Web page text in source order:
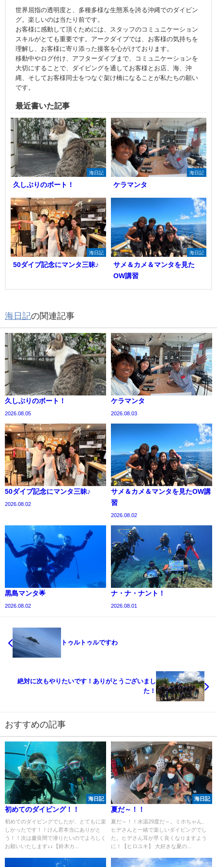
世界屈指の透明度と、多種多様な生態系を誇る沖縄でのダイビン
グ。楽しいのは当たり前です。
お客様に感動して頂くためには、スタッフのコミュニケーション
スキルがとても重要です。アークダイブでは、お客様の気持ちを
理解し、お客様に寄り添った接客を心がけております。
移動中やログ付け、アフターダイブまで、コミュニケーションを
大切にすることで、ダイビングを通してお客様とお店、海、沖
縄、そしてお客様同士をつなぐ架け橋になることが私たちの願い
です。
最近書いた記事
海日記
久しぶりのボート！
海日記
ケラマンタ
海日記
50ダイブ記念にマンタ三昧♪
海日記
サメ＆カメ＆マンタを見た
OW講習
海日記の関連記事
久しぶりのボート！
2026.08.05
ケラマンタ
2026.08.03
50ダイブ記念にマンタ三昧♪
2026.08.02
サメ＆カメ＆マンタを見たOW講
習
2026.08.02
黒島マンタ🌟
2026.08.02
ナ・ナ・ナント！
2026.08.01
トゥルトゥルですわ
絶対に次もやりたいです！ありがとうございまし
た！
おすすめの記事
海日記
初めてのダイビング！！
初めてのダイビングでしたが、とてもに楽
しかったです！！けん君本当にありがと
う！！次は慶良間で潜りたいのでよろしく
お願いいたします♪♪【鈴木カ...
海日記
夏だ～！！
夏だ～！！水温29度だ～。ミホちゃん、
ヒデさんと一緒で楽しいダイビングでし
た。ヒデさん耳が早く良くなりますよう
に！【ヒロユキ】 大好きな夏の...